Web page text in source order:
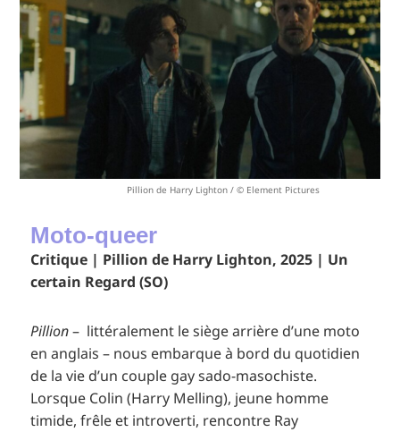
Pillion de Harry Lighton / © Element Pictures
Moto-queer
Critique | Pillion de Harry Lighton, 2025 | Un
certain Regard (SO)
Pillion– littéralement le siège arrière d’une moto
en anglais – nous embarque à bord du quotidien
de la vie d’un couple gay sado-masochiste.
Lorsque Colin (Harry Melling), jeune homme
timide, frêle et introverti, rencontre Ray